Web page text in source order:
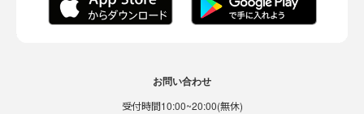
お問い合わせ
受付時間10:00~20:00(無休)